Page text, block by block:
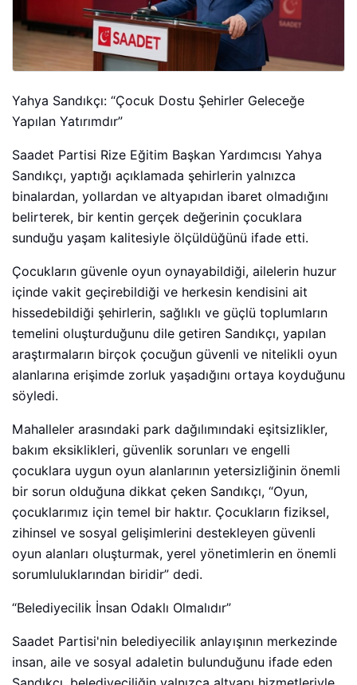
Yahya Sandıkçı: “Çocuk Dostu Şehirler Geleceğe
Yapılan Yatırımdır”
Saadet Partisi Rize Eğitim Başkan Yardımcısı Yahya
Sandıkçı, yaptığı açıklamada şehirlerin yalnızca
binalardan, yollardan ve altyapıdan ibaret olmadığını
belirterek, bir kentin gerçek değerinin çocuklara
sunduğu yaşam kalitesiyle ölçüldüğünü ifade etti.
Çocukların güvenle oyun oynayabildiği, ailelerin huzur
içinde vakit geçirebildiği ve herkesin kendisini ait
hissedebildiği şehirlerin, sağlıklı ve güçlü toplumların
temelini oluşturduğunu dile getiren Sandıkçı, yapılan
araştırmaların birçok çocuğun güvenli ve nitelikli oyun
alanlarına erişimde zorluk yaşadığını ortaya koyduğunu
söyledi.
Mahalleler arasındaki park dağılımındaki eşitsizlikler,
bakım eksiklikleri, güvenlik sorunları ve engelli
çocuklara uygun oyun alanlarının yetersizliğinin önemli
bir sorun olduğuna dikkat çeken Sandıkçı, “Oyun,
çocuklarımız için temel bir haktır. Çocukların fiziksel,
zihinsel ve sosyal gelişimlerini destekleyen güvenli
oyun alanları oluşturmak, yerel yönetimlerin en önemli
sorumluluklarından biridir” dedi.
“Belediyecilik İnsan Odaklı Olmalıdır”
Saadet Partisi'nin belediyecilik anlayışının merkezinde
insan, aile ve sosyal adaletin bulunduğunu ifade eden